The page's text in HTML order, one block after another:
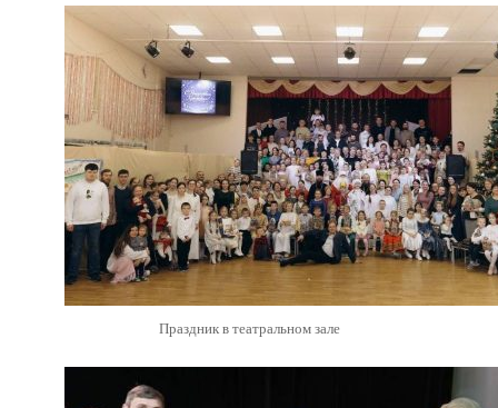
Праздник в театральном зале